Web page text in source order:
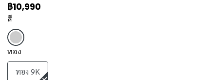
฿10,990
สี
ทอง
ทอง 9K